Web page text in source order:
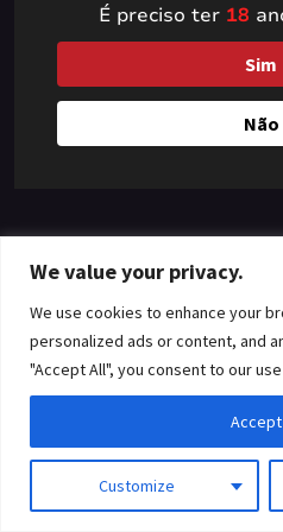
We value your privacy.
We use cookies to enhance your
personalized ads or content, and
"Accept All", you consent to our
Customize
Accept
— check
É preciso ter 18
Sim
Não